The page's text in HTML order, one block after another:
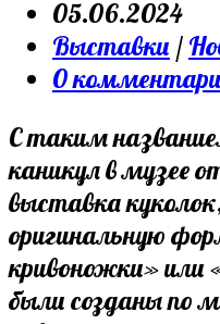
author:
Запись
опубликована:
05.06.2024
Post
category:
Выставки /
Post
0
С таким
каникул в музее
выставка
оригинальную
кривоножки»
были созданы по